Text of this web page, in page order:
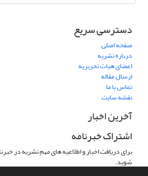
دسترسی سریع
صفحه اصلی
درباره نشریه
اعضای هیات تحریریه
ارسال مقاله
تماس با ما
نقشه سایت
آخرین اخبار
اشتراک خبرنامه
برای دریافت اخبار و اطلاعیه های مهم نشریه در
شوید.